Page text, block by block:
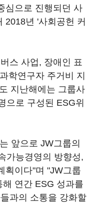
심으로 진행되던 사
2018년 '사회공헌 커
스 사업, 장애인 표
학연구자 주거비 지
지난해에는 그룹사
으로 구성된 ESG위
앞으로 JW그룹의
가능경영의 방향성,
획이다"며 "JW그룹
연간 ESG 성과를
과의 소통을 강화할